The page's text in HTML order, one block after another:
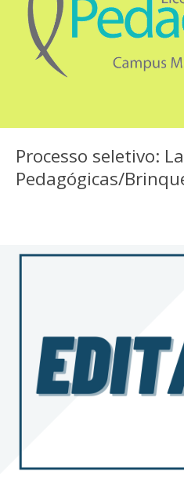
Processo seletivo:
Pedagógicas/